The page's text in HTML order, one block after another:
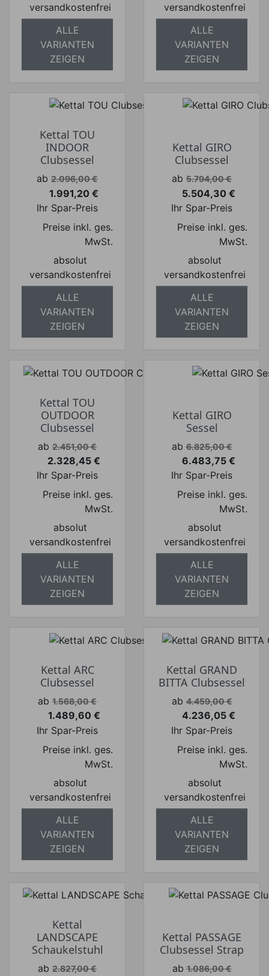
versandkostenfrei
ALLE
VARIANTEN
ZEIGEN
versandkostenfrei
ALLE
VARIANTEN
ZEIGEN
Kettal TOU
INDOOR
Clubsessel
Verkaufspreis
ab 2.096,00 €
Preis
1.991,20 €
Ihr Spar-Preis
Preise inkl. ges.
MwSt.
absolut
versandkostenfrei
ALLE
VARIANTEN
ZEIGEN
Kettal GIRO
Clubsessel
Verkaufspreis
ab 5.794,00 €
Preis
5.504,30 €
Ihr Spar-Preis
Preise inkl. ges.
MwSt.
absolut
versandkostenfrei
ALLE
VARIANTEN
ZEIGEN
Kettal TOU
OUTDOOR
Clubsessel
Verkaufspreis
ab 2.451,00 €
Preis
2.328,45 €
Ihr Spar-Preis
Preise inkl. ges.
MwSt.
absolut
versandkostenfrei
ALLE
VARIANTEN
ZEIGEN
Kettal GIRO
Sessel
Verkaufspreis
ab 6.825,00 €
Preis
6.483,75 €
Ihr Spar-Preis
Preise inkl. ges.
MwSt.
absolut
versandkostenfrei
ALLE
VARIANTEN
ZEIGEN
Kettal ARC
Clubsessel
Verkaufspreis
ab 1.568,00 €
Preis
1.489,60 €
Ihr Spar-Preis
Preise inkl. ges.
MwSt.
absolut
versandkostenfrei
ALLE
VARIANTEN
ZEIGEN
Kettal GRAND
BITTA Clubsessel
Verkaufspreis
ab 4.459,00 €
Preis
4.236,05 €
Ihr Spar-Preis
Preise inkl. ges.
MwSt.
absolut
versandkostenfrei
ALLE
VARIANTEN
ZEIGEN
Kettal
LANDSCAPE
Schaukelstuhl
Verkaufspreis
ab 2.827,00 €
Kettal PASSAGE
Clubsessel Strap
Verkaufspreis
ab 1.086,00 €